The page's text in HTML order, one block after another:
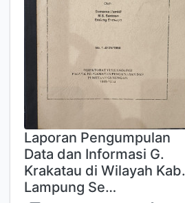
Laporan Pengumpulan
Data dan Informasi G.
Krakatau di Wilayah Kab.
Lampung Se…